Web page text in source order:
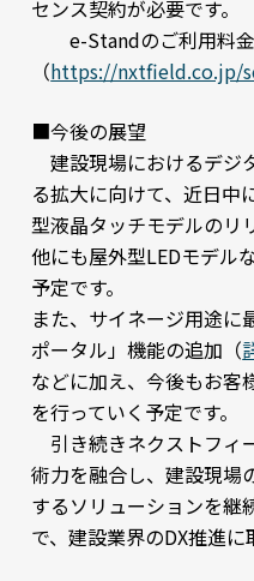
センス契約が必要です。
e-Standのご利用料金
（https://nxtfield.co.jp/
■今後の展望
建設現場におけるデジ
る拡大に向けて、近日中
型液晶タッチモデルのリ
他にも屋外型LEDモデル
予定です。
また、サイネージ用途
ポータル」機能の追加（
などに加え、今後もお客
を行っていく予定です。
引き続きネクストフィ
術力を融合し、建設現場
するソリューションを継
で、建設業界のDX推進に